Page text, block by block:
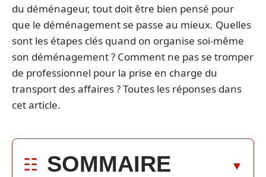
du déménageur, tout doit être bien pensé pour
que le déménagement se passe au mieux. Quelles
sont les étapes clés quand on organise soi-même
son déménagement ? Comment ne pas se tromper
de professionnel pour la prise en charge du
transport des affaires ? Toutes les réponses dans
cet article.
SOMMAIRE